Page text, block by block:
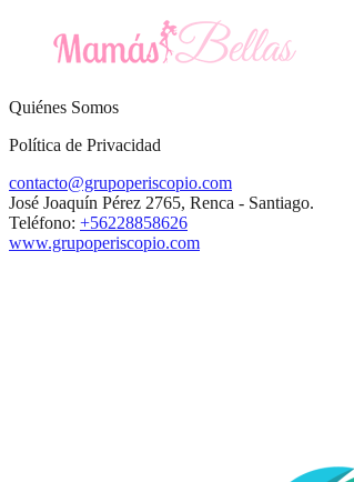
Quiénes Somos
Política de Privacidad
contacto@grupoperiscopio.com
José Joaquín Pérez 2765, Renca - Santiago.
Teléfono: +56228858626
www.grupoperiscopio.com